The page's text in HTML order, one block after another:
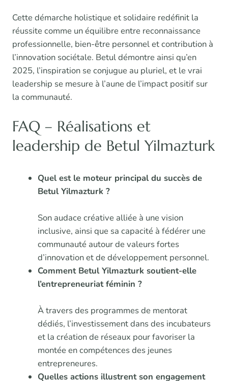
Cette démarche holistique et solidaire redéfinit la
réussite comme un équilibre entre reconnaissance
professionnelle, bien-être personnel et contribution à
l’innovation sociétale. Betul démontre ainsi qu’en
2025, l’inspiration se conjugue au pluriel, et le vrai
leadership se mesure à l’aune de l’impact positif sur
la communauté.
FAQ – Réalisations et
leadership de Betul Yilmazturk
Quel est le moteur principal du succès de
Betul Yilmazturk ?
Son audace créative alliée à une vision
inclusive, ainsi que sa capacité à fédérer une
communauté autour de valeurs fortes
d’innovation et de développement personnel.
Comment Betul Yilmazturk soutient-elle
l’entrepreneuriat féminin ?
À travers des programmes de mentorat
dédiés, l’investissement dans des incubateurs
et la création de réseaux pour favoriser la
montée en compétences des jeunes
entrepreneures.
Quelles actions illustrent son engagement